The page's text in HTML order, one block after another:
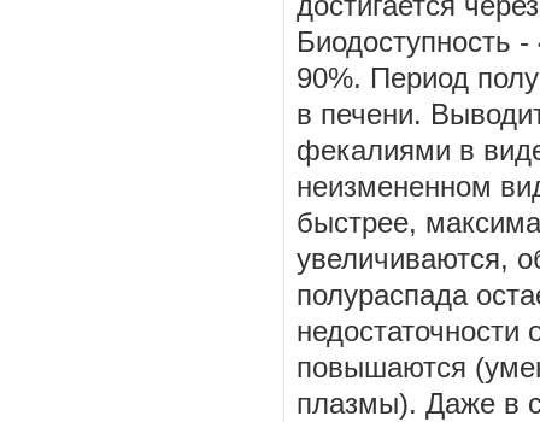
Биодоступность
90%. Период
в печени.
фекалиями в
неизмененном
быстрее,
увеличиваются,
полураспада
повышаются
плазмы). Даже в